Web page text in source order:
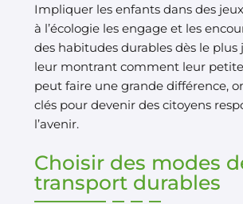
Impliquer les enfants dans des
à l’écologie les engage et les
des habitudes durables dès le plus
leur montrant comment leur
peut faire une grande différence,
clés pour devenir des citoyens
l’avenir.
Choisir des modes
transport durables